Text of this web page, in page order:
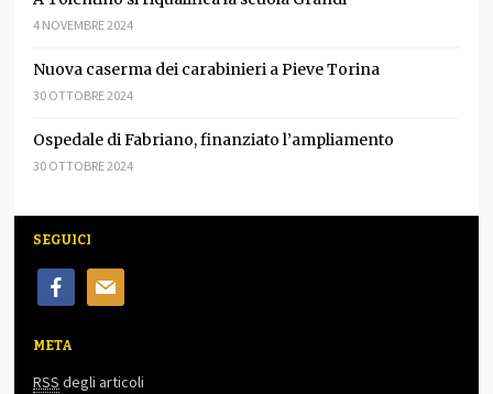
4 NOVEMBRE 2024
Nuova caserma dei carabinieri a Pieve Torina
30 OTTOBRE 2024
Ospedale di Fabriano, finanziato l’ampliamento
30 OTTOBRE 2024
SEGUICI
facebookmail
META
RSS degli articoli